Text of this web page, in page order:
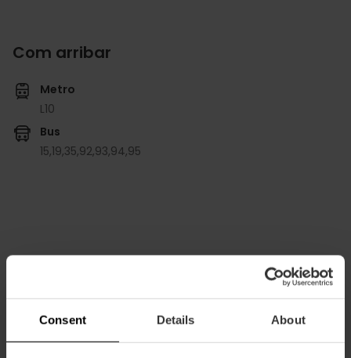
Consent Details About
Com arribar
Metro
L10
Bus
15,19,35,92,93,94,95
Carrer d'Eduardo Primo Yúfera, 1, València, España